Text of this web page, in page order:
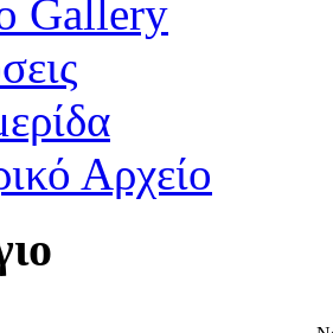
Gallery
Αρχείο